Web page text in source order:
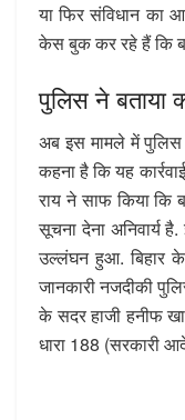
या फिर संविधान का
केस बुक कर रहे हैं कि
पुलिस ने बताया
अब इस मामले में
कहना है कि यह
राय ने साफ किया कि
सूचना देना अनिवार्य
उल्लंघन हुआ. बिहार
जानकारी नजदीकी
के सदर हाजी हनीफ
धारा 188 (सरकारी